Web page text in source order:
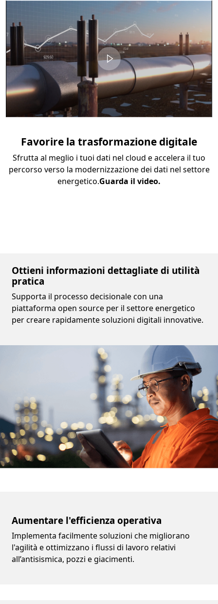
Favorire la trasformazione digitale
Sfrutta al meglio i tuoi dati nel cloud e accelera il tuo
percorso verso la modernizzazione dei dati nel settore
energetico.Guarda il video.
Ottieni informazioni dettagliate di utilità
pratica
Supporta il processo decisionale con una
piattaforma open source per il settore energetico
per creare rapidamente soluzioni digitali innovative.
Aumentare l'efficienza operativa
Implementa facilmente soluzioni che migliorano
l'agilità e ottimizzano i flussi di lavoro relativi
all’antisismica, pozzi e giacimenti.